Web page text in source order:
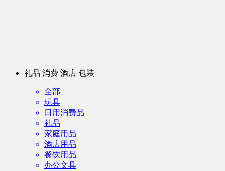
礼品 消费 酒店 包装
全部
玩具
日用消费品
礼品
家庭用品
酒店用品
餐饮用品
办公文具